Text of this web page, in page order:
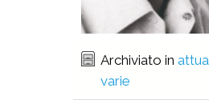
Archiviato in
varie